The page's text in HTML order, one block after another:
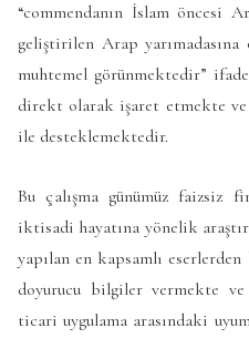
“commendanın İslam öncesi
geliştirilen Arap
muhtemel görünmektedir”
direkt olarak işaret etmekte
ile desteklemektedir.
Bu çalışma günümüz faizsiz
iktisadi hayatına yönelik
yapılan en kapsamlı
doyurucu bilgiler vermekte
ticari uygulama arasındaki